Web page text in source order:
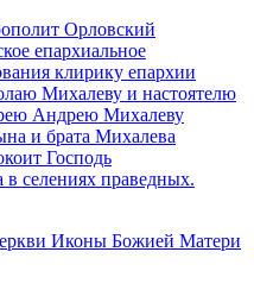
Орловский
епархиальное
клирику епархии
Михалеву и настоятелю
Андрею Михалеву
и брата Михалева
Господь
в селениях праведных.